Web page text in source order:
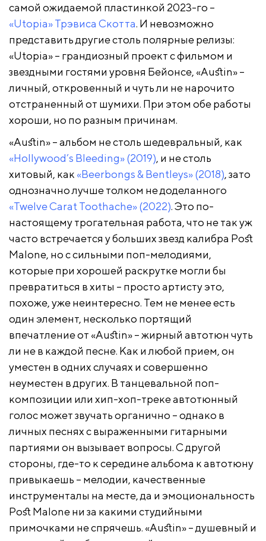
самой ожидаемой пластинкой 2023-го –
«Utopia» Трэвиса Скотта. И невозможно
представить другие столь полярные релизы:
«Utopia» – грандиозный проект с фильмом и
звездными гостями уровня Бейонсе, «Austin» –
личный, откровенный и чуть ли не нарочито
отстраненный от шумихи. При этом обе работы
хороши, но по разным причинам.
«Austin» – альбом не столь шедевральный, как
«Hollywood’s Bleeding» (2019), и не столь
хитовый, как «Beerbongs & Bentleys» (2018), зато
однозначно лучше толком не доделанного
«Twelve Carat Toothache» (2022). Это по-
настоящему трогательная работа, что не так уж
часто встречается у больших звезд калибра Post
Malone, но с сильными поп-мелодиями,
которые при хорошей раскрутке могли бы
превратиться в хиты – просто артисту это,
похоже, уже неинтересно. Тем не менее есть
один элемент, несколько портящий
впечатление от «Austin» – жирный автотюн чуть
ли не в каждой песне. Как и любой прием, он
уместен в одних случаях и совершенно
неуместен в других. В танцевальной поп-
композиции или хип-хоп-треке автотюнный
голос может звучать органично – однако в
личных песнях с выраженными гитарными
партиями он вызывает вопросы. С другой
стороны, где-то к середине альбома к автотюну
привыкаешь – мелодии, качественные
инструменталы на месте, да и эмоциональность
Post Malone ни за какими студийными
примочками не спрячешь. «Austin» – душевный и